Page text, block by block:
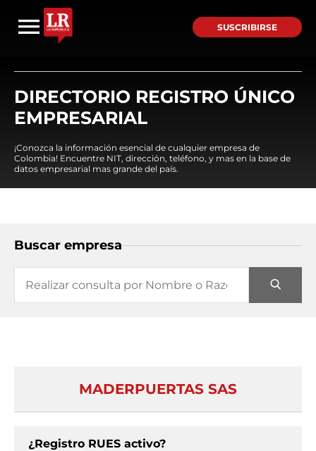
SUSCRIBIRSE
DIRECTORIO REGISTRO ÚNICO
EMPRESARIAL
¡Conozca la información esencial de cualquier empresa de
Colombia! Encuentre NIT, dirección, teléfono, y mas en la base de
datos empresarial mas grande del país.
Buscar empresa
MADERPUERTAS SAS
¿Registro RUES activo?